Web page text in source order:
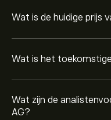
Wat is de huidige prijs
Wat is het
Wat zijn de
AG?